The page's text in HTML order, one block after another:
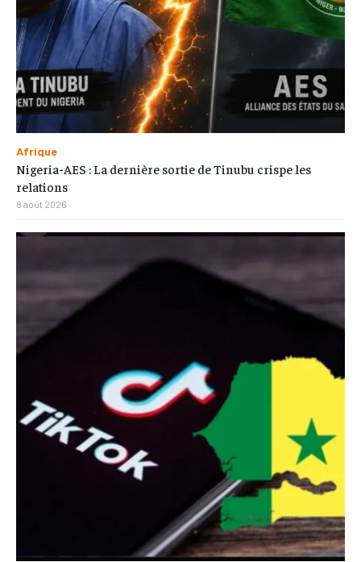
Afrique
Nigeria-AES : La dernière sortie de Tinubu crispe les
relations
8 août 2026